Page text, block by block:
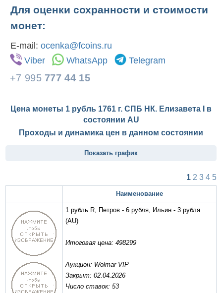
Для оценки сохранности и стоимости
монет:
E-mail: ocenka@fcoins.ru
Viber
WhatsApp Telegram
+7 995 777 44 15
Цена монеты 1 рубль 1761 г. СПБ НК. Елизавета I в
состоянии AU
Проходы и динамика цен в данном состоянии
Показать график
1 2 3 4 5
Наименование
1 рубль R, Петров - 6 рубля, Ильин - 3 рубля
(AU)
Итоговая цена: 498299
Аукцион: Wolmar VIP
Закрыт: 02.04.2026
Число ставок: 53